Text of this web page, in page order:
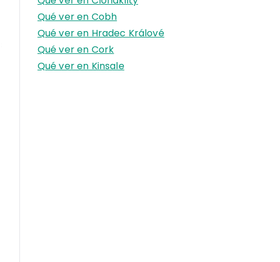
Qué ver en Cobh
Qué ver en Hradec Králové
Qué ver en Cork
Qué ver en Kinsale